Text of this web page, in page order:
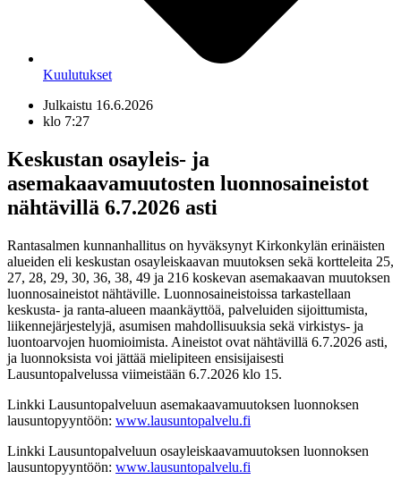
Kuulutukset
Julkaistu 16.6.2026
klo 7:27
Keskustan osayleis- ja
asemakaavamuutosten luonnosaineistot
nähtävillä 6.7.2026 asti
Rantasalmen kunnanhallitus on hyväksynyt Kirkonkylän erinäisten
alueiden eli keskustan osayleiskaavan muutoksen sekä kortteleita 25,
27, 28, 29, 30, 36, 38, 49 ja 216 koskevan asemakaavan muutoksen
luonnosaineistot nähtäville. Luonnosaineistoissa tarkastellaan
keskusta- ja ranta-alueen maankäyttöä, palveluiden sijoittumista,
liikennejärjestelyjä, asumisen mahdollisuuksia sekä virkistys- ja
luontoarvojen huomioimista. Aineistot ovat nähtävillä 6.7.2026 asti,
ja luonnoksista voi jättää mielipiteen ensisijaisesti
Lausuntopalvelussa viimeistään 6.7.2026 klo 15.
Linkki Lausuntopalveluun asemakaavamuutoksen luonnoksen
lausuntopyyntöön: www.lausuntopalvelu.fi
Linkki Lausuntopalveluun osayleiskaavamuutoksen luonnoksen
lausuntopyyntöön: www.lausuntopalvelu.fi